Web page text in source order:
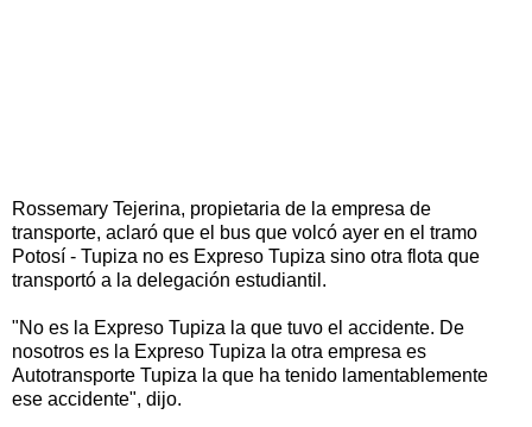
Rossemary Tejerina, propietaria de la empresa de
transporte, aclaró que el bus que volcó ayer en el tramo
Potosí - Tupiza no es Expreso Tupiza sino otra flota que
transportó a la delegación estudiantil.
"No es la Expreso Tupiza la que tuvo el accidente. De
nosotros es la Expreso Tupiza la otra empresa es
Autotransporte Tupiza la que ha tenido lamentablemente
ese accidente", dijo.